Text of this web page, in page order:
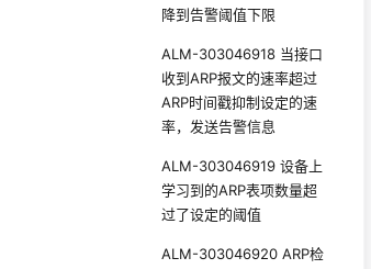
降到告警阈值下限
ALM-303046918 当接口
收到ARP报文的速率超过
ARP时间戳抑制设定的速
率，发送告警信息
ALM-303046919 设备上
学习到的ARP表项数量超
过了设定的阈值
ALM-303046920 ARP检